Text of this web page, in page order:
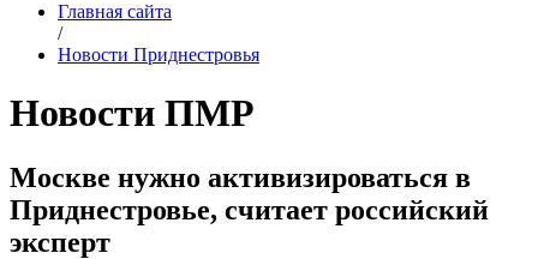
Главная сайта
/
Новости Приднестровья
Новости ПМР
Москве нужно активизироваться в
Приднестровье, считает российский
эксперт